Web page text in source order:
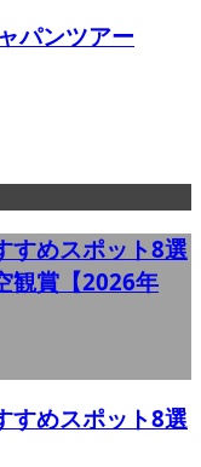
パンツアー
すめスポット8選
観賞【2026年
すめスポット8選